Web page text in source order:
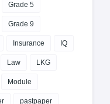
Grade 5
Grade 9
Insurance IQ
Law LKG
Module
pastpaper